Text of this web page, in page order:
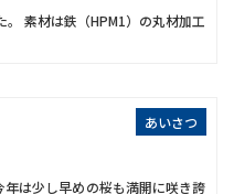
素材は鉄（HPM1）の丸材加工
あいさつ
は少し早めの桜も満開に咲き誇